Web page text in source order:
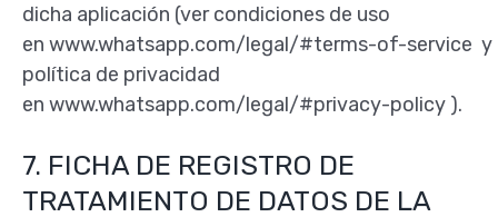
dicha aplicación (ver condiciones de uso
en www.whatsapp.com/legal/#terms-of-service y
política de privacidad
en www.whatsapp.com/legal/#privacy-policy ).
7. FICHA DE REGISTRO DE
TRATAMIENTO DE DATOS DE LA